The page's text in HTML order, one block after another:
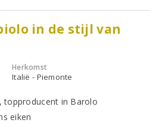
in de stijl van
Herkomst
Italië - Piemonte
topproducent in Barolo
eiken